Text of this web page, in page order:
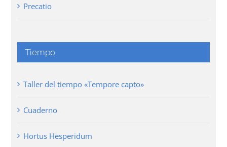
Precatio
Tiempo
Taller del tiempo «Tempore capto»
Cuaderno
Hortus Hesperidum